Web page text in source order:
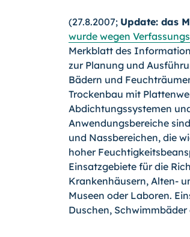
(27.8.2007; Update: das
wurde wegen
Merkblatt des
zur Planung und
Bädern und
Trockenbau mit
Abdichtungssystemen
Anwendungsbereiche
und Nassbereichen, die
hoher
Einsatzgebiete für die
Krankenhäusern, Alten-
Museen oder Laboren.
Duschen,